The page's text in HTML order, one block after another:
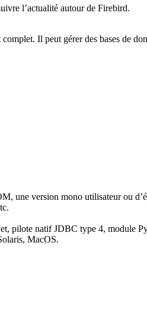
l’actualité autour de Firebird.
Il peut gérer des bases de
une version mono utilisateur ou
pilote natif JDBC type 4, module
MacOS.